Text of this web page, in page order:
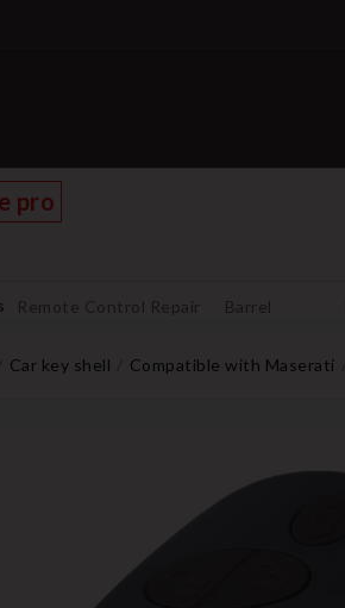
pro
Remote Control Repair Barrel
Car key shell Compatible with Maserati